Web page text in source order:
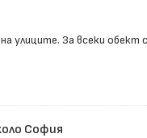
улиците. За всеки обект
София